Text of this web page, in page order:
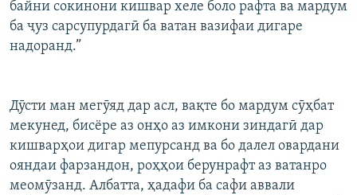
байни сокинони кишвар хеле боло рафта ва мардум
ба ҷуз сарсупурдагӣ ба ватан вазифаи дигаре
надоранд.”
Дӯсти ман мегӯяд дар асл, вақте бо мардум сӯҳбат
мекунед, бисёре аз онҳо аз имкони зиндагӣ дар
кишварҳои дигар мепурсанд ва бо далел овардани
ояндаи фарзандон, роҳҳои берунрафт аз ватанро
меомӯзанд. Албатта, ҳадафи ба сафи аввали